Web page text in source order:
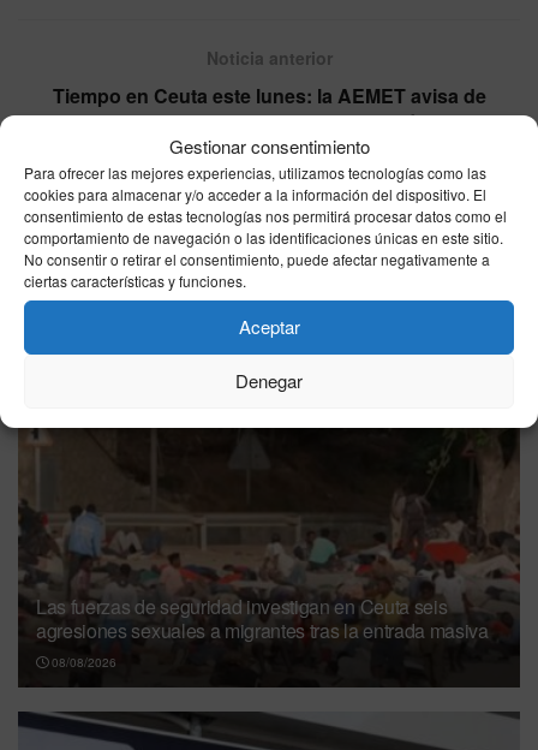
Gestionar consentimiento
Para ofrecer las mejores experiencias, utilizamos tecnologías como las
cookies para almacenar y/o acceder a la información del dispositivo. El
consentimiento de estas tecnologías nos permitirá procesar datos como el
comportamiento de navegación o las identificaciones únicas en este sitio.
No consentir o retirar el consentimiento, puede afectar negativamente a
ciertas características y funciones.
Aceptar
Denegar
Noticia anterior
Tiempo en Ceuta este lunes: la AEMET avisa de
intervalos nubosos con lluvia escasa, máximas de
21°C y viento del oeste
Siguiente noticia
El precio de la luz hoy lunes 11 de mayo se dispara en
el PVPC: la hora más cara rozará los 350 euros/MWh
Las fuerzas de seguridad investigan en Ceuta seis
agresiones sexuales a migrantes tras la entrada masiva
08/08/2026